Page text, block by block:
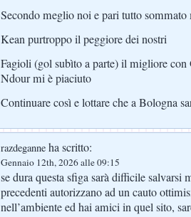
Secondo meglio noi e pari tutto sommato
Kean purtroppo il peggiore dei nostri
Fagioli (gol subìto a parte) il migliore con
Ndour mi è piaciuto
Continuare così e lottare che a Bologna
razdeganne ha scritto:
Gennaio 12th, 2026 alle 09:15
se dura questa sfiga sarà difficile salvarsi
precedenti autorizzano ad un cauto
nell’ambiente ed hai amici in quel sito,